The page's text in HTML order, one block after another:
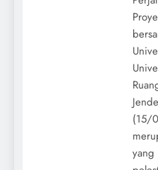
(15/